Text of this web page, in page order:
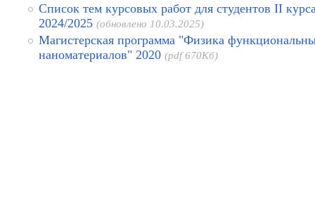
Список тем курсовых работ для студентов II
2024/2025 (обновлено 10.03.2025)
Магистерская программа "Физика
наноматериалов" 2020 (pdf 670Kб)